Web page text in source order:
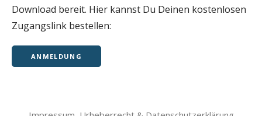
Download bereit. Hier kannst Du Deinen kostenlosen
Zugangslink bestellen:
ANMELDUNG